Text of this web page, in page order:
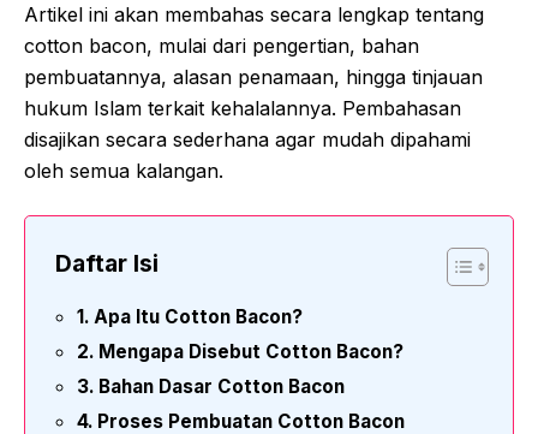
Artikel ini akan membahas secara lengkap tentang
cotton bacon, mulai dari pengertian, bahan
pembuatannya, alasan penamaan, hingga tinjauan
hukum Islam terkait kehalalannya. Pembahasan
disajikan secara sederhana agar mudah dipahami
oleh semua kalangan.
Daftar Isi
Apa Itu Cotton Bacon?
Mengapa Disebut Cotton Bacon?
Bahan Dasar Cotton Bacon
Proses Pembuatan Cotton Bacon